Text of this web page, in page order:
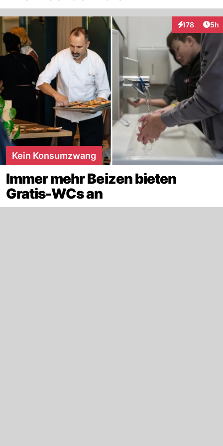
178
Interaktionen
5h
Kein Konsumzwang
Immer mehr Beizen bieten
Gratis-WCs an